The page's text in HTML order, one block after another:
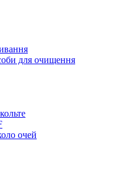
для очищення
очей